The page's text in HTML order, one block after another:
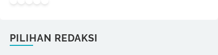
PILIHAN REDAKSI